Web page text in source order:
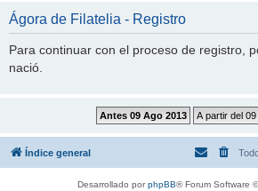
Ágora de Filatelia - Registro
Para continuar con el proceso de registro,
nació.
Índice general
Desarrollado porphpBB® Forum Software